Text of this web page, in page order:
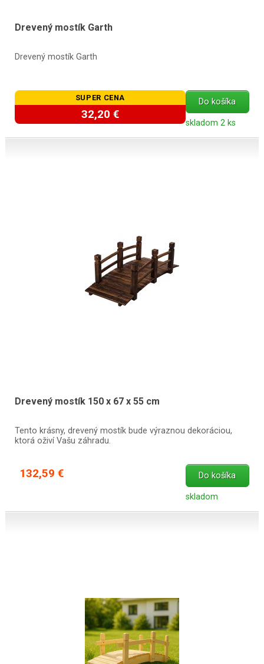
Drevený mostík Garth
Drevený mostík Garth
SUPER CENA
32,20 €
Do košíka
skladom 2 ks
Drevený mostík 150 x 67 x 55 cm
Tento krásny, drevený mostík bude výraznou dekoráciou,
ktorá oživí Vašu záhradu.
132,59 € Do košíka
skladom